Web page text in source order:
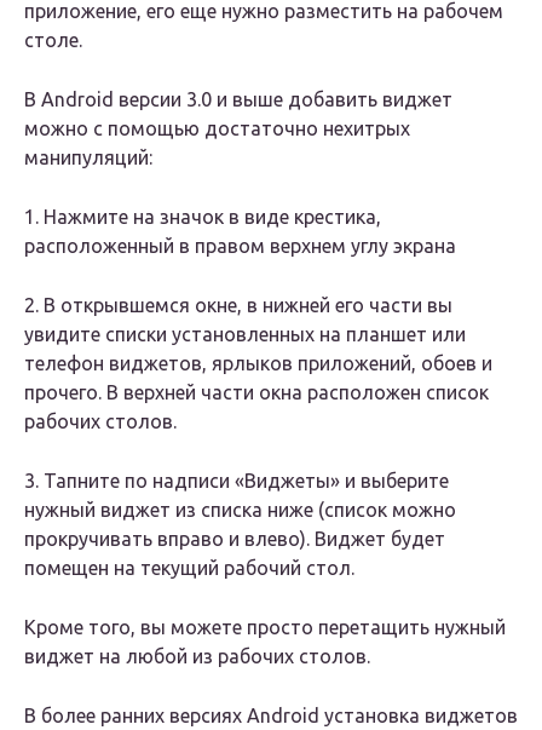
приложение, его еще нужно разместить на рабочем
столе.
В Android версии 3.0 и выше добавить виджет
можно с помощью достаточно нехитрых
манипуляций:
1. Нажмите на значок в виде крестика,
расположенный в правом верхнем углу экрана
2. В открывшемся окне, в нижней его части вы
увидите списки установленных на планшет или
телефон виджетов, ярлыков приложений, обоев и
прочего. В верхней части окна расположен список
рабочих столов.
3. Тапните по надписи «Виджеты» и выберите
нужный виджет из списка ниже (список можно
прокручивать вправо и влево). Виджет будет
помещен на текущий рабочий стол.
Кроме того, вы можете просто перетащить нужный
виджет на любой из рабочих столов.
В более ранних версиях Android установка виджетов